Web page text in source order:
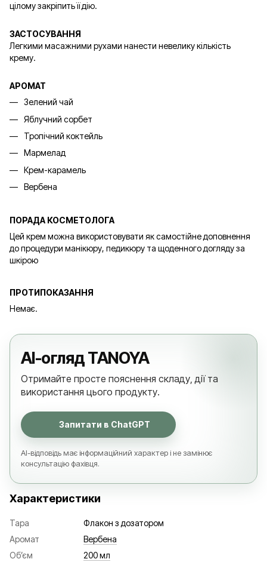
цілому закріпить її дію.
ЗАСТОСУВАННЯ
Легкими масажними рухами нанести невелику кількість
крему.
АРОМАТ
Зелений чай
Яблучний сорбет
Тропічний коктейль
Мармелад
Крем-карамель
Вербена
ПОРАДА КОСМЕТОЛОГА
Цей крем можна використовувати як самостійне доповнення
до процедури манікюру, педикюру та щоденного догляду за
шкірою
ПРОТИПОКАЗАННЯ
Немає.
AI-огляд TANOYA
Отримайте просте пояснення складу, дії та
використання цього продукту.
Запитати в ChatGPT
AI-відповідь має інформаційний характер і не замінює
консультацію фахівця.
Характеристики
Тара
Флакон з дозатором
Аромат
Вербена
Об’єм
200 мл